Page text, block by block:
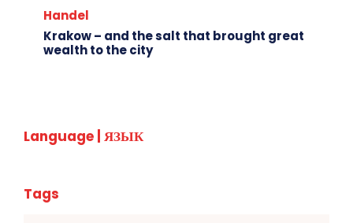
Handel
Krakow – and the salt that brought great
wealth to the city
Language | ЯЗЫК
Tags